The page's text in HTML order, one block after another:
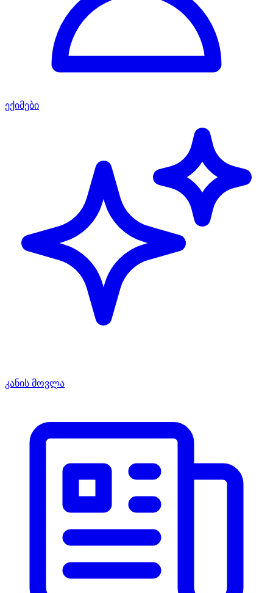
ექიმები
კანის მოვლა